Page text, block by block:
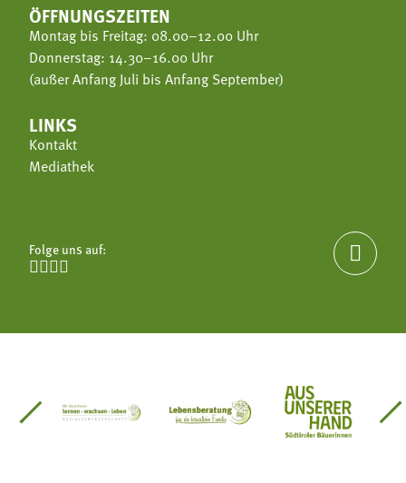
ÖFFNUNGSZEITEN
Montag bis Freitag: 08.00–12.00 Uhr
Donnerstag: 14.30–16.00 Uhr
(außer Anfang Juli bis Anfang September)
LINKS
Kontakt
Mediathek
Folge uns auf:


Südtirol
Gärtnervereinigung
Sozialgenossenschaft Mit Bäuerinnen lernen -
Lebensberatung für dieAus unserer